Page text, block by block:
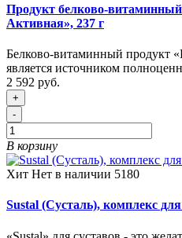
Продукт белково-
Активная», 237 г
Белково-витаминный продукт
является источником
2 592 руб.
+
-
В корзину
Хит Нет в наличии 5180
Sustal (Сусталь), комплекс